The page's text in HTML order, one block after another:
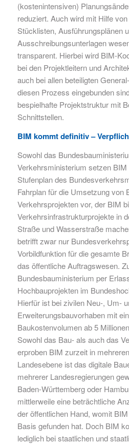
(kostenintensiven)
reduziert. Auch wird mit Hilfe
Stücklisten, Ausführungsplänen
Ausschreibungsunterlagen
transparent. Hierbei wird BIM-
bei den Projektleitern und
auch bei allen beteiligten
diesen Prozess eingebunden
bespielhafte Projektstruktur mit
Schnittstellen.
BIM kommt definitiv –
Sowohl das
Verkehrsministerium setzen
Stufenplan des
Fahrplan für die Umsetzung von
Verkehrsprojekten vor, der BIM
Verkehrsinfrastrukturprojekte in
Straße und Wasserstraße
betrifft zwar nur
Vorbildfunktion für die gesamte
das öffentliche Auftragswesen.
Bundesbauministerium per
Hochbauprojekten im
Hierfür ist bei zivilen Neu-, Um-
Erweiterungsbauvorhaben mit
Baukostenvolumen ab 5
Sowohl das Bau- als auch das
erproben BIM zurzeit in
Landesebene ist das digitale
mehrerer Landesregierungen
Baden-Württemberg oder
mittlerweile eine beträchtliche
der öffentlichen Hand, womit
Basis gefunden hat. Doch BIM
lediglich bei staatlichen und